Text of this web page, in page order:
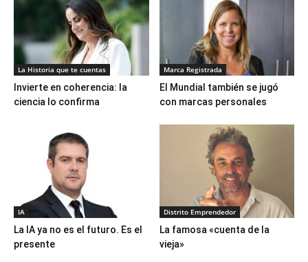
La Historia que te cuentas
Invierte en coherencia: la
ciencia lo confirma
Marca Registrada
El Mundial también se jugó
con marcas personales
IA
La IA ya no es el futuro. Es el
presente
Distrito Emprendedor
La famosa «cuenta de la
vieja»